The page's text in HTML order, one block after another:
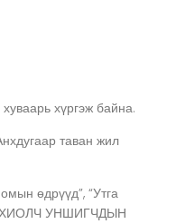
хүргэж байна.
таван жил
өдрүүд”, “Утга
УНШИГЧДЫН